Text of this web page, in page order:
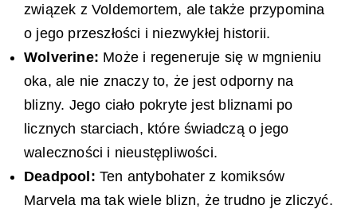
związek z Voldemortem, ale także przypomina
o jego przeszłości i niezwykłej historii.
Wolverine: Może i regeneruje się w mgnieniu
oka, ale nie znaczy to, że jest odporny na
blizny. Jego ciało pokryte jest bliznami po
licznych starciach, które świadczą o jego
waleczności i nieustępliwości.
Deadpool: Ten antybohater z komiksów
Marvela ma tak wiele blizn, że trudno je zliczyć.